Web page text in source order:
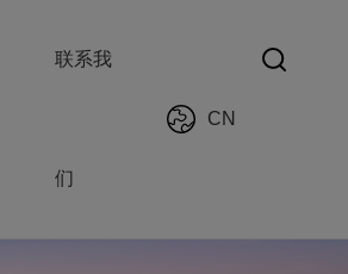
联系我
们
CN